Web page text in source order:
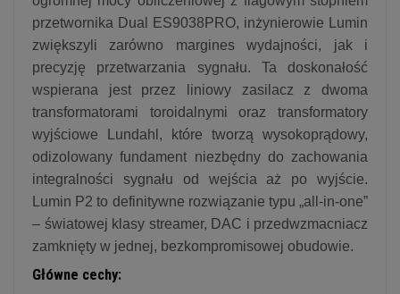
przetwornika Dual ES9038PRO, inżynierowie Lumin
zwiększyli zarówno margines wydajności, jak i
precyzję przetwarzania sygnału. Ta doskonałość
wspierana jest przez liniowy zasilacz z dwoma
transformatorami toroidalnymi oraz transformatory
wyjściowe Lundahl, które tworzą wysokoprądowy,
odizolowany fundament niezbędny do zachowania
integralności sygnału od wejścia aż po wyjście.
Lumin P2 to definitywne rozwiązanie typu „all-in-one”
– światowej klasy streamer, DAC i przedwzmacniacz
zamknięty w jednej, bezkompromisowej obudowie.
Główne cechy: